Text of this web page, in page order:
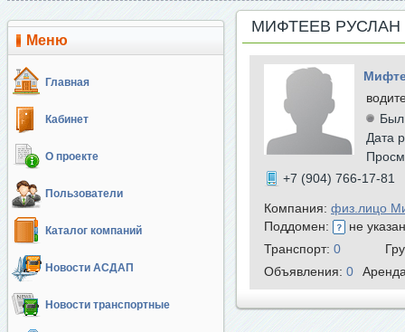
Меню
Главная
Кабинет
О проекте
Пользователи
Каталог компаний
Новости АСДАП
Новости транспортные
МИФТЕЕВ
Был
Дата
+7 (904) 766-17-81
Компания: физ.лицо
Поддомен:
не
Транспорт: 0
Объявления: 0